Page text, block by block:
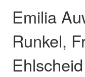
Emilia
Runkel,